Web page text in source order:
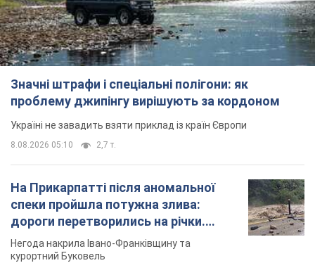
Значні штрафи і спеціальні полігони: як
проблему джипінгу вирішують за кордоном
Україні не завадить взяти приклад із країн Європи
8.08.2026 05:10 2,7 т.
На Прикарпатті після аномальної
спеки пройшла потужна злива:
дороги перетворились на річки.
Відео
Негода накрила Івано-Франківщину та
курортний Буковель